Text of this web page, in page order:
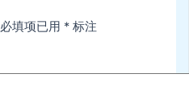
必填项已用 * 标注